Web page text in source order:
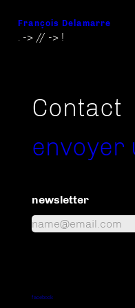
contenu
François Delamarre
. -> // -> !
Contact
envoyer
newsletter
facebook